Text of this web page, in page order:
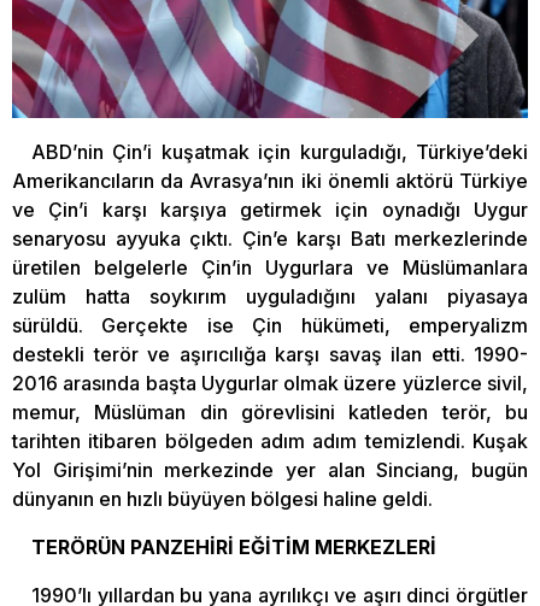
ABD’nin Çin’i kuşatmak için kurguladığı, Türkiye’deki
Amerikancıların da Avrasya’nın iki önemli aktörü Türkiye
ve Çin’i karşı karşıya getirmek için oynadığı Uygur
senaryosu ayyuka çıktı. Çin’e karşı Batı merkezlerinde
üretilen belgelerle Çin’in Uygurlara ve Müslümanlara
zulüm hatta soykırım uyguladığını yalanı piyasaya
sürüldü. Gerçekte ise Çin hükümeti, emperyalizm
destekli terör ve aşırıcılığa karşı savaş ilan etti. 1990-
2016 arasında başta Uygurlar olmak üzere yüzlerce sivil,
memur, Müslüman din görevlisini katleden terör, bu
tarihten itibaren bölgeden adım adım temizlendi. Kuşak
Yol Girişimi’nin merkezinde yer alan Sinciang, bugün
dünyanın en hızlı büyüyen bölgesi haline geldi.
TERÖRÜN PANZEHİRİ EĞİTİM MERKEZLERİ
1990’lı yıllardan bu yana ayrılıkçı ve aşırı dinci örgütler